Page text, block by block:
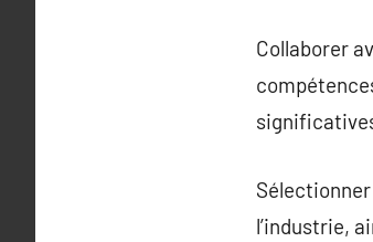
Collaborer
l’industrie,